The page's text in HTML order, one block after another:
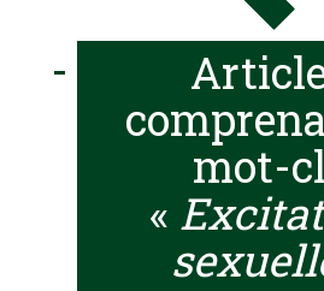
mot-
«